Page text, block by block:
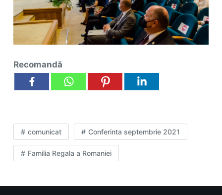
Recomandă
comunicat Conferinta septembrie 2021
Familia Regala a Romaniei